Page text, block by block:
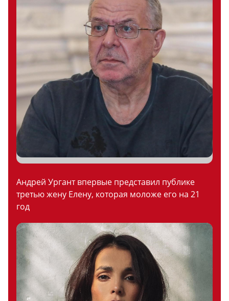
Андрей Ургант впервые представил публике
третью жену Елену, которая моложе его на 21
год